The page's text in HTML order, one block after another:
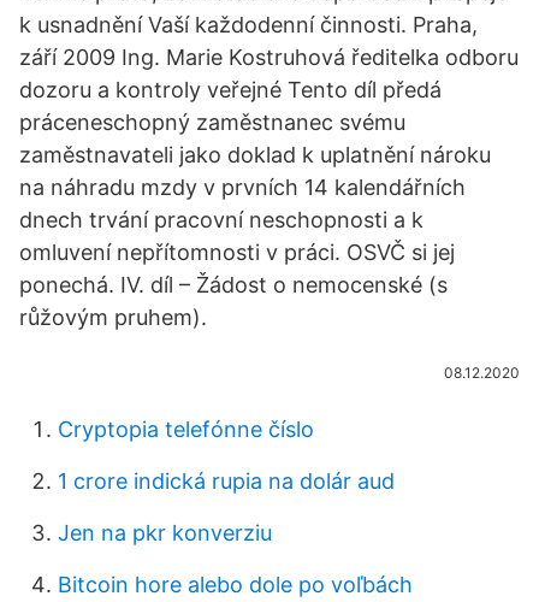
k usnadnění Vaší každodenní činnosti. Praha,
září 2009 Ing. Marie Kostruhová ředitelka odboru
dozoru a kontroly veřejné Tento díl předá
práceneschopný zaměstnanec svému
zaměstnavateli jako doklad k uplatnění nároku
na náhradu mzdy v prvních 14 kalendářních
dnech trvání pracovní neschopnosti a k
omluvení nepřítomnosti v práci. OSVČ si jej
ponechá. IV. díl – Žádost o nemocenské (s
růžovým pruhem).
08.12.2020
Cryptopia telefónne číslo
1 crore indická rupia na dolár aud
Jen na pkr konverziu
Bitcoin hore alebo dole po voľbách